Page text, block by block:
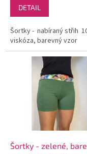
DETAIL
Šortky - nabíraný střih
viskóza, barevný vzor
Šortky - zelené,